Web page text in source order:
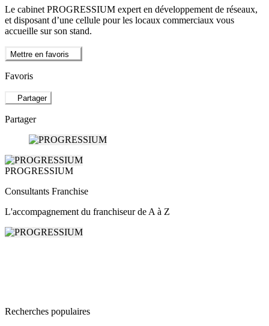
Le cabinet PROGRESSIUM expert en développement de réseaux,
et disposant d’une cellule pour les locaux commerciaux vous
accueille sur son stand.
Mettre en favoris
Favoris
Partager
Partager
PROGRESSIUM
Consultants Franchise
L'accompagnement du franchiseur de A à Z
Recherches populaires